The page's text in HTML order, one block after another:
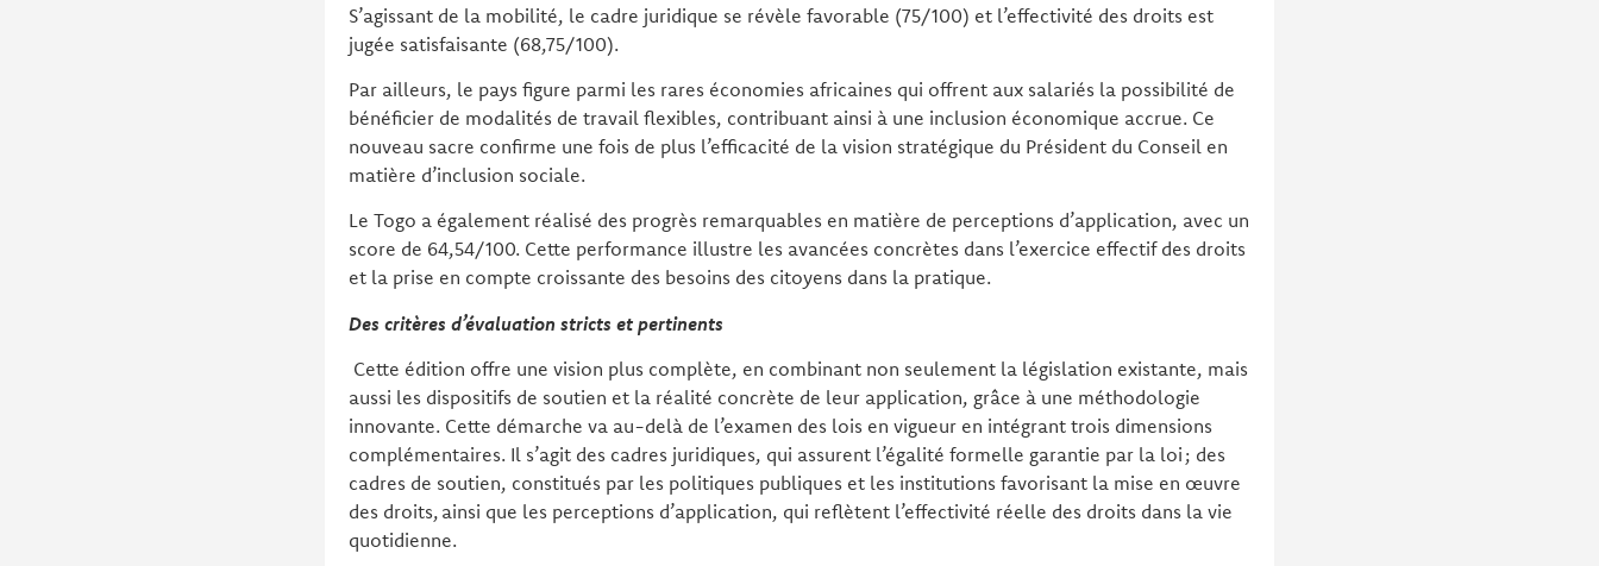
S’agissant de la mobilité, le cadre juridique se révèle favorable (75/100) et l’effectivité des droits est
jugée satisfaisante (68,75/100).
Par ailleurs, le pays figure parmi les rares économies africaines qui offrent aux salariés la possibilité de
bénéficier de modalités de travail flexibles, contribuant ainsi à une inclusion économique accrue. Ce
nouveau sacre confirme une fois de plus l’efficacité de la vision stratégique du Président du Conseil en
matière d’inclusion sociale.
Le Togo a également réalisé des progrès remarquables en matière de perceptions d’application, avec un
score de 64,54/100. Cette performance illustre les avancées concrètes dans l’exercice effectif des droits
et la prise en compte croissante des besoins des citoyens dans la pratique.
Des critères d’évaluation stricts et pertinents
Cette édition offre une vision plus complète, en combinant non seulement la législation existante, mais
aussi les dispositifs de soutien et la réalité concrète de leur application, grâce à une méthodologie
innovante. Cette démarche va au-delà de l’examen des lois en vigueur en intégrant trois dimensions
complémentaires. Il s’agit des cadres juridiques, qui assurent l’égalité formelle garantie par la loi ; des
cadres de soutien, constitués par les politiques publiques et les institutions favorisant la mise en œuvre
des droits, ainsi que les perceptions d’application, qui reflètent l’effectivité réelle des droits dans la vie
quotidienne.